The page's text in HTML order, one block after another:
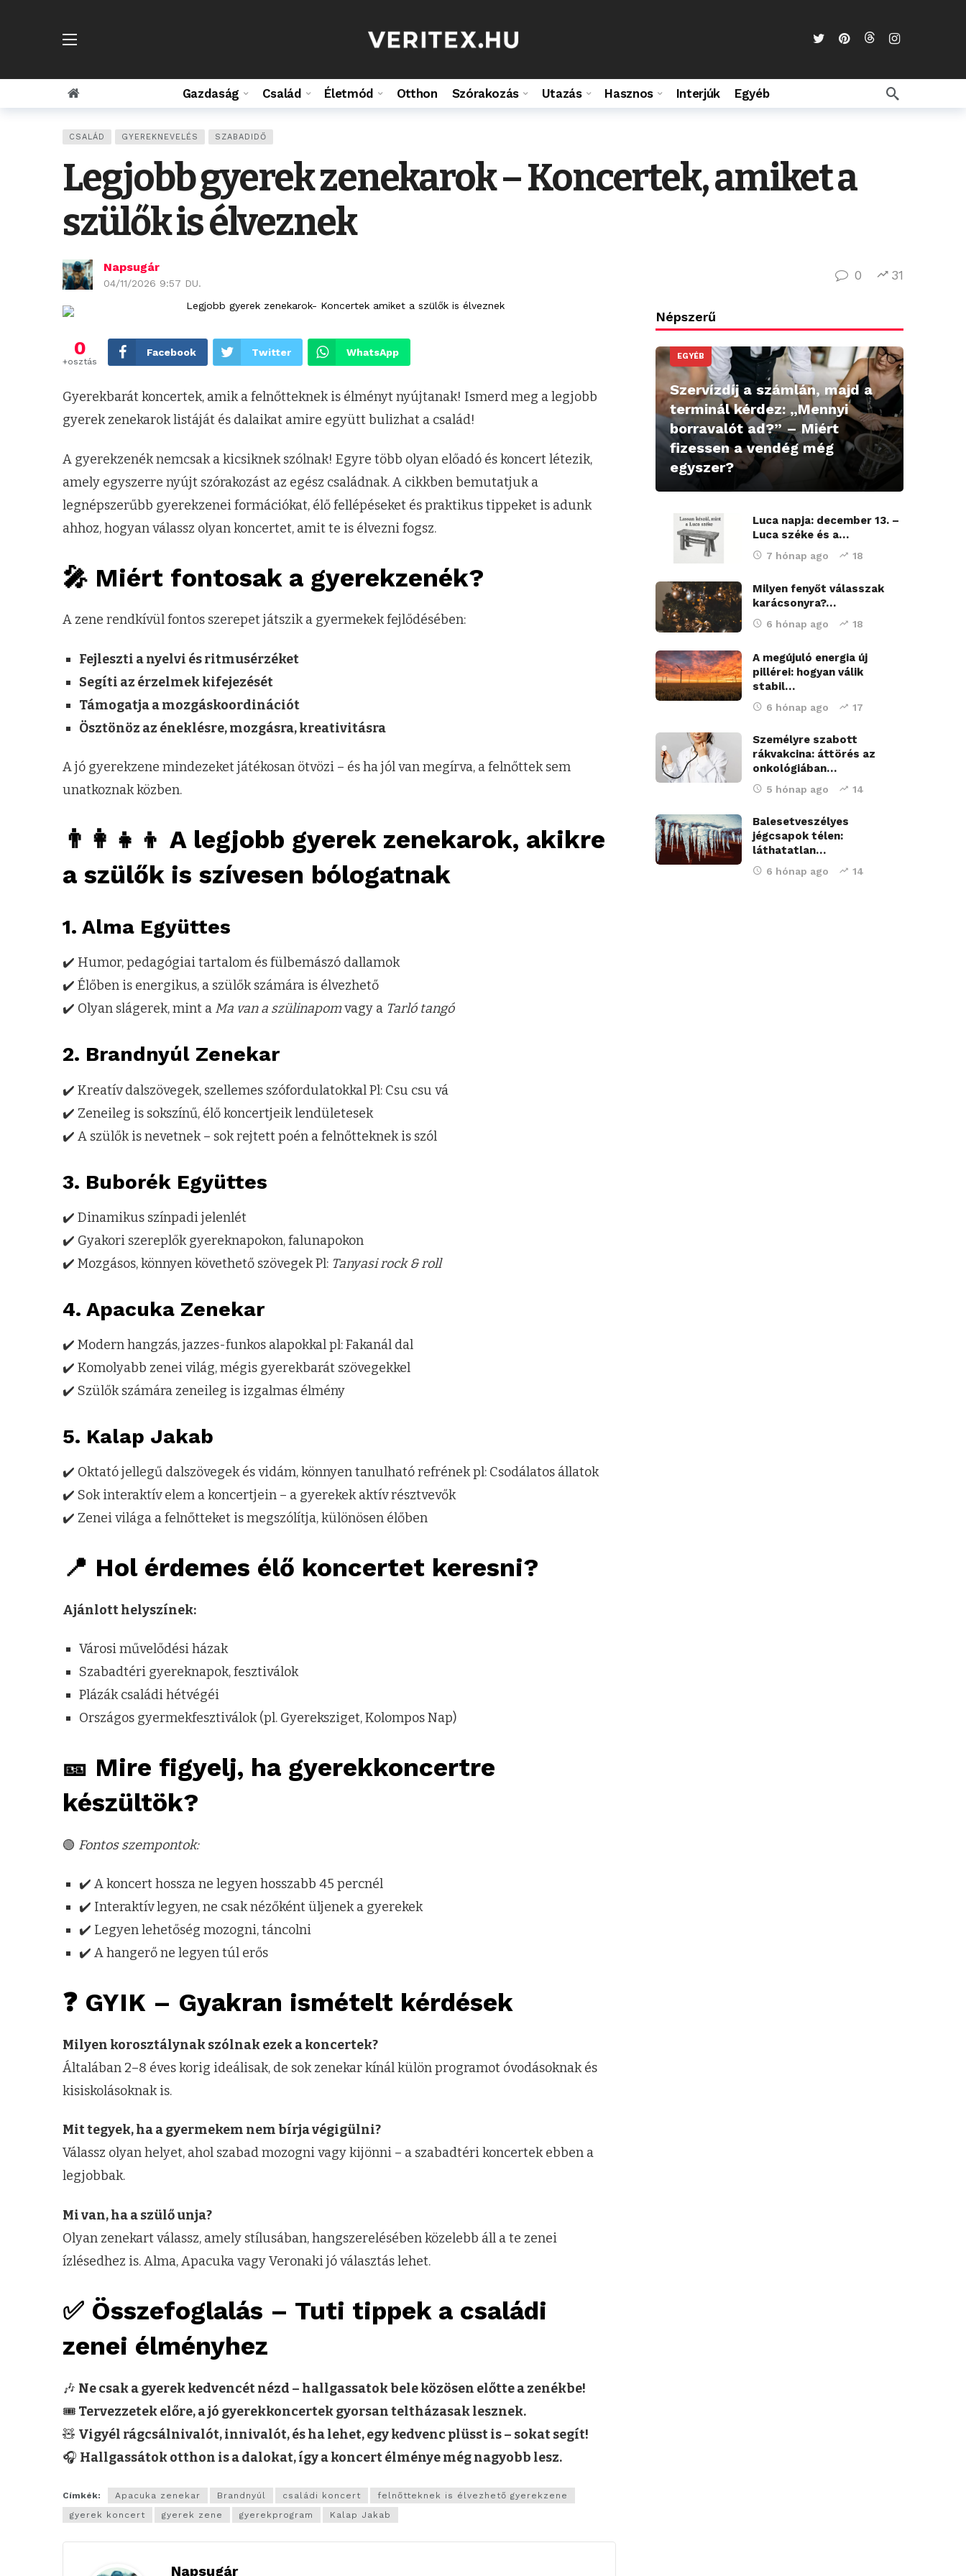
Gazdaság Család Életmód Otthon Szórakozás Utazás Hasznos Interjúk Egyéb
CSALÁD GYEREKNEVELÉS SZABADIDŐ
Legjobb gyerek zenekarok – Koncertek, amiket a
szülők is élveznek
Napsugár
04/11/2026 9:57 DU.
0 31
0
+osztás
Facebook Twitter WhatsApp
Gyerekbarát koncertek, amik a felnőtteknek is élményt nyújtanak! Ismerd meg a legjobb
gyerek zenekarok listáját és dalaikat amire együtt bulizhat a család!
A gyerekzenék nemcsak a kicsiknek szólnak! Egyre több olyan előadó és koncert létezik,
amely egyszerre nyújt szórakozást az egész családnak. A cikkben bemutatjuk a
legnépszerűbb gyerekzenei formációkat, élő fellépéseket és praktikus tippeket is adunk
ahhoz, hogyan válassz olyan koncertet, amit te is élvezni fogsz.
🎤 Miért fontosak a gyerekzenék?
A zene rendkívül fontos szerepet játszik a gyermekek fejlődésében:
Fejleszti a nyelvi és ritmusérzéket
Segíti az érzelmek kifejezését
Támogatja a mozgáskoordinációt
Ösztönöz az éneklésre, mozgásra, kreativitásra
A jó gyerekzene mindezeket játékosan ötvözi – és ha jól van megírva, a felnőttek sem
unatkoznak közben.
👨‍👩‍👧‍👦 A legjobb gyerek zenekarok, akikre
a szülők is szívesen bólogatnak
1. Alma Együttes
✔️ Humor, pedagógiai tartalom és fülbemászó dallamok
✔️ Élőben is energikus, a szülők számára is élvezhető
✔️ Olyan slágerek, mint a Ma van a szülinapomvagy a Tarló tangó
2. Brandnyúl Zenekar
✔️ Kreatív dalszövegek, szellemes szófordulatokkal Pl: Csu csu vá
✔️ Zeneileg is sokszínű, élő koncertjeik lendületesek
✔️ A szülők is nevetnek – sok rejtett poén a felnőtteknek is szól
3. Buborék Együttes
✔️ Dinamikus színpadi jelenlét
✔️ Gyakori szereplők gyereknapokon, falunapokon
✔️ Mozgásos, könnyen követhető szövegek Pl: Tanyasi rock & roll
4. Apacuka Zenekar
✔️ Modern hangzás, jazzes-funkos alapokkal pl: Fakanál dal
✔️ Komolyabb zenei világ, mégis gyerekbarát szövegekkel
✔️ Szülők számára zeneileg is izgalmas élmény
5. Kalap Jakab
✔️ Oktató jellegű dalszövegek és vidám, könnyen tanulható refrének pl: Csodálatos állatok
✔️ Sok interaktív elem a koncertjein – a gyerekek aktív résztvevők
✔️ Zenei világa a felnőtteket is megszólítja, különösen élőben
📍 Hol érdemes élő koncertet keresni?
Ajánlott helyszínek:
Városi művelődési házak
Szabadtéri gyereknapok, fesztiválok
Plázák családi hétvégéi
Országos gyermekfesztiválok (pl. Gyereksziget, Kolompos Nap)
🎫 Mire figyelj, ha gyerekkoncertre
készültök?
🟢 Fontos szempontok:
✔️ A koncert hossza ne legyen hosszabb 45 percnél
✔️ Interaktív legyen, ne csak nézőként üljenek a gyerekek
✔️ Legyen lehetőség mozogni, táncolni
✔️ A hangerő ne legyen túl erős
❓ GYIK – Gyakran ismételt kérdések
Milyen korosztálynak szólnak ezek a koncertek?
Általában 2–8 éves korig ideálisak, de sok zenekar kínál külön programot óvodásoknak és
kisiskolásoknak is.
Mit tegyek, ha a gyermekem nem bírja végigülni?
Válassz olyan helyet, ahol szabad mozogni vagy kijönni – a szabadtéri koncertek ebben a
legjobbak.
Mi van, ha a szülő unja?
Olyan zenekart válassz, amely stílusában, hangszerelésében közelebb áll a te zenei
ízlésedhez is. Alma, Apacuka vagy Veronaki jó választás lehet.
✅ Összefoglalás – Tuti tippek a családi
zenei élményhez
🎶 Ne csak a gyerek kedvencét nézd – hallgassatok bele közösen előtte a zenékbe!
🎟️ Tervezzetek előre, a jó gyerekkoncertek gyorsan teltházasak lesznek.
🧸 Vigyél rágcsálnivalót, innivalót, és ha lehet, egy kedvenc plüsst is – sokat segít!
🎧 Hallgassátok otthon is a dalokat, így a koncert élménye még nagyobb lesz.
Címkék: Apacuka zenekar Brandnyúl családi koncert
felnőtteknek is élvezhető gyerekzene
gyerek koncert
gyerek zene gyerekprogram Kalap Jakab
Napsugár
Népszerű
EGYÉB
Szervízdíj a számlán, majd a
terminál kérdez: „Mennyi
borravalót ad?” – Miért
fizessen a vendég még
egyszer?
Luca napja: december 13. –
Luca széke és a…
7 hónap ago 18
Milyen fenyőt válasszak
karácsonyra?…
6 hónap ago 18
A megújuló energia új
pillérei: hogyan válik
stabil…
6 hónap ago 17
Személyre szabott
rákvakcina: áttörés az
onkológiában…
5 hónap ago 14
Balesetveszélyes
jégcsapok télen:
láthatatlan…
6 hónap ago 14